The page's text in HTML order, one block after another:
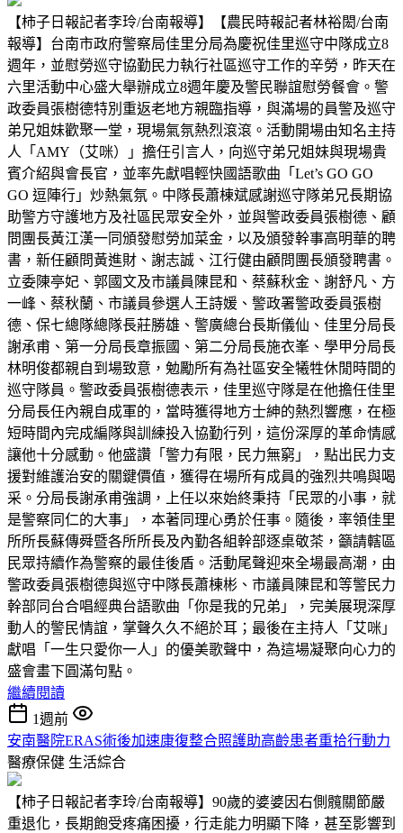
【柿子日報記者李玲/台南報導】【農民時報記者林裕閎/台南
報導】台南市政府警察局佳里分局為慶祝佳里巡守中隊成立8
週年，並慰勞巡守協勤民力執行社區巡守工作的辛勞，昨天在
六里活動中心盛大舉辦成立8週年慶及警民聯誼慰勞餐會。警
政委員張樹德特別重返老地方親臨指導，與滿場的員警及巡守
弟兄姐妹歡聚一堂，現場氣氛熱烈滾滾。活動開場由知名主持
人「AMY（艾咪）」擔任引言人，向巡守弟兄姐妹與現場貴
賓介紹與會長官，並率先獻唱輕快國語歌曲「Let’s GO GO
GO 逗陣行」炒熱氣氛。中隊長蕭棟斌感謝巡守隊弟兄長期協
助警方守護地方及社區民眾安全外，並與警政委員張樹德、顧
問團長黃江漢一同頒發慰勞加菜金，以及頒發幹事高明華的聘
書，新任顧問黃進財、謝志誠、江行健由顧問團長頒發聘書。
立委陳亭妃、郭國文及市議員陳昆和、蔡蘇秋金、謝舒凡、方
一峰、蔡秋蘭、市議員參選人王詩媛、警政署警政委員張樹
德、保七總隊總隊長莊勝雄、警廣總台長斯儀仙、佳里分局長
謝承甫、第一分局長章振國、第二分局長施衣峯、學甲分局長
林明俊都親自到場致意，勉勵所有為社區安全犧牲休閒時間的
巡守隊員。警政委員張樹德表示，佳里巡守隊是在他擔任佳里
分局長任內親自成軍的，當時獲得地方士紳的熱烈響應，在極
短時間內完成編隊與訓練投入協勤行列，這份深厚的革命情感
讓他十分感動。他盛讚「警力有限，民力無窮」，點出民力支
援對維護治安的關鍵價值，獲得在場所有成員的強烈共鳴與喝
采。分局長謝承甫強調，上任以來始終秉持「民眾的小事，就
是警察同仁的大事」，本著同理心勇於任事。隨後，率領佳里
所所長蘇傳舜暨各所所長及內勤各組幹部逐桌敬茶，籲請轄區
民眾持續作為警察的最佳後盾。活動尾聲迎來全場最高潮，由
警政委員張樹德與巡守中隊長蕭棟彬、市議員陳昆和等警民力
幹部同台合唱經典台語歌曲「你是我的兄弟」，完美展現深厚
動人的警民情誼，掌聲久久不絕於耳；最後在主持人「艾咪」
獻唱「一生只愛你一人」的優美歌聲中，為這場凝聚向心力的
盛會畫下圓滿句點。
繼續閱讀
1週前
安南醫院ERAS術後加速康復整合照護助高齡患者重拾行動力
醫療保健 生活綜合
【柿子日報記者李玲/台南報導】90歲的婆婆因右側髖關節嚴
重退化，長期飽受疼痛困擾，行走能力明顯下降，甚至影響到